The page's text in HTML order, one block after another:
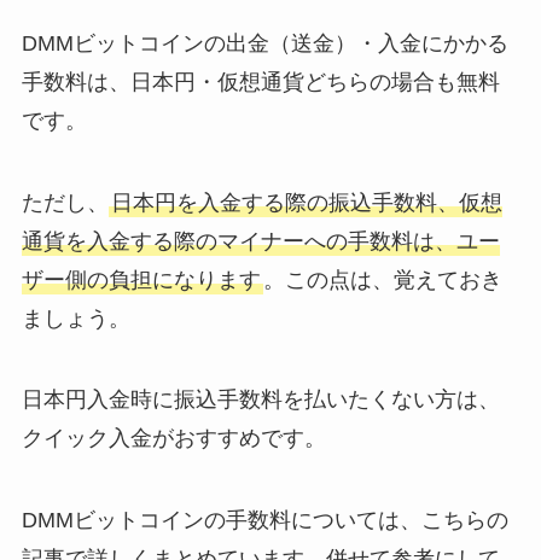
DMMビットコインの出金（送金）・入金にかかる
手数料は、日本円・仮想通貨どちらの場合も無料
です。
ただし、 日本円を入金する際の振込手数料、仮想
通貨を入金する際のマイナーへの手数料は、ユー
ザー側の負担になります。この点は、覚えておき
ましょう。
日本円入金時に振込手数料を払いたくない方は、
クイック入金がおすすめです。
DMMビットコインの手数料については、こちらの